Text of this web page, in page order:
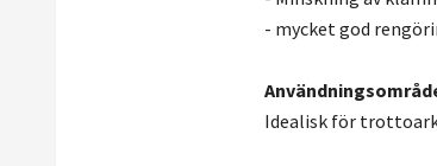
- mycket god
Idealisk för